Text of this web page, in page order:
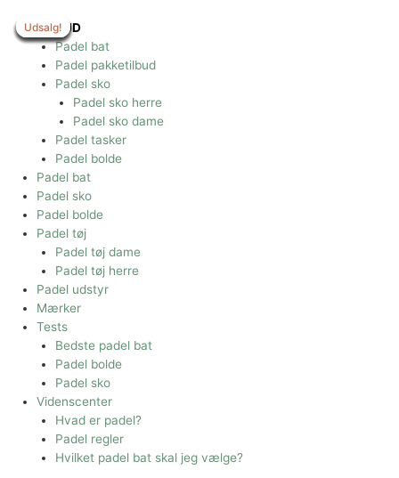
indholdet
TILBUD
Padel bat
Padel pakketilbud
Padel sko
Padel sko herre
Padel sko dame
Padel tasker
Padel bolde
Padel bat
Padel sko
Padel bolde
Padel tøj
Padel tøj dame
Padel tøj herre
Padel udstyr
Mærker
Tests
Bedste padel bat
Padel bolde
Padel sko
Videnscenter
Hvad er padel?
Padel regler
Hvilket padel bat skal jeg vælge?
Udsalg!
Udsalg!
Udsalg!
Udsalg!
Udsalg!
Udsalg!
Udsalg!
Udsalg!
Udsalg!